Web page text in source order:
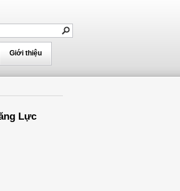
Giới thiệu
Lực